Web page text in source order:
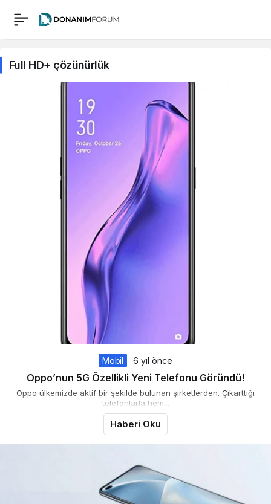
Full HD+ çözünürlük
Mobil 6 yıl önce
Oppo’nun 5G Özellikli Yeni Telefonu Göründü!
Oppo ülkemizde aktif bir şekilde bulunan şirketlerden. Çıkarttığı
telefonlarla hem...
Haberi Oku